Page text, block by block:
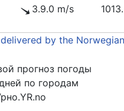
3.9.0 m/s
by the
прогноз погоды
по городам